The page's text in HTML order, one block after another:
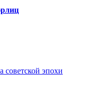
эпохи